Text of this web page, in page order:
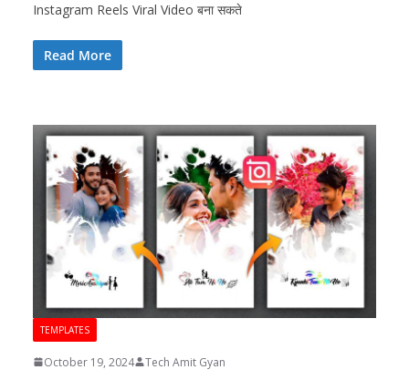
Instagram Reels Viral Video बना सकते
Read More
TEMPLATES
October 19, 2024 Tech Amit Gyan